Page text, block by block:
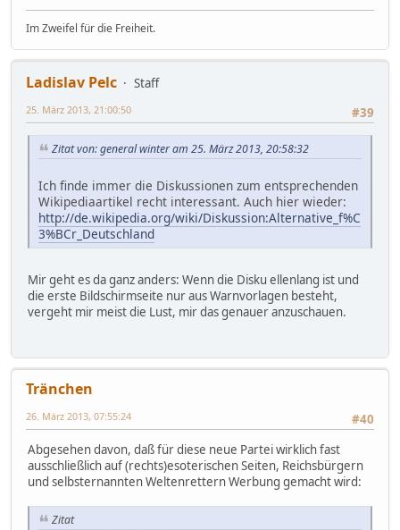
Im Zweifel für die Freiheit.
Ladislav Pelc
Staff
#39
25. März 2013, 21:00:50
Zitat von: general winter am 25. März 2013, 20:58:32
Ich finde immer die Diskussionen zum entsprechenden
Wikipediaartikel recht interessant. Auch hier wieder:
http://de.wikipedia.org/wiki/Diskussion:Alternative_f%C
3%BCr_Deutschland
Mir geht es da ganz anders: Wenn die Disku ellenlang ist und
die erste Bildschirmseite nur aus Warnvorlagen besteht,
vergeht mir meist die Lust, mir das genauer anzuschauen.
Tränchen
#40
26. März 2013, 07:55:24
Abgesehen davon, daß für diese neue Partei wirklich fast
ausschließlich auf (rechts)esoterischen Seiten, Reichsbürgern
und selbsternannten Weltenrettern Werbung gemacht wird:
Zitat